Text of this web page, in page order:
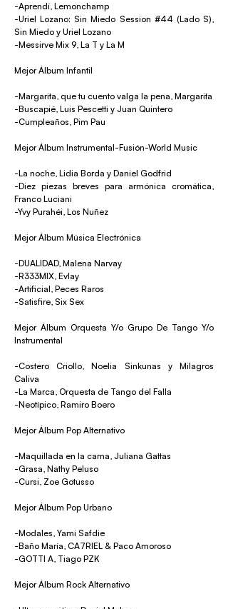
-Aprendí, Lemonchamp
-Uriel Lozano: Sin Miedo Session #44 (Lado S),
Sin Miedo y Uriel Lozano
-Messirve Mix 9, La T y La M
Mejor Álbum Infantil
-Margarita, que tu cuento valga la pena, Margarita
-Buscapié, Luis Pescetti y Juan Quintero
-Cumpleaños, Pim Pau
Mejor Álbum Instrumental-Fusión-World Music
-La noche, Lidia Borda y Daniel Godfrid
-Diez piezas breves para armónica cromática,
Franco Luciani
-Yvy Purahéi, Los Nuñez
Mejor Álbum Música Electrónica
-DUALIDAD, Malena Narvay
-R333MIX, Evlay
-Artificial, Peces Raros
-Satisfire, Six Sex
Mejor Álbum Orquesta Y/o Grupo De Tango Y/o
Instrumental
-Costero Criollo, Noelia Sinkunas y Milagros
Caliva
-La Marca, Orquesta de Tango del Falla
-Neotípico, Ramiro Boero
Mejor Álbum Pop Alternativo
-Maquillada en la cama, Juliana Gattas
-Grasa, Nathy Peluso
-Cursi, Zoe Gotusso
Mejor Álbum Pop Urbano
-Modales, Yami Safdie
-Baño María, CA7RIEL & Paco Amoroso
-GOTTI A, Tiago PZK
Mejor Álbum Rock Alternativo